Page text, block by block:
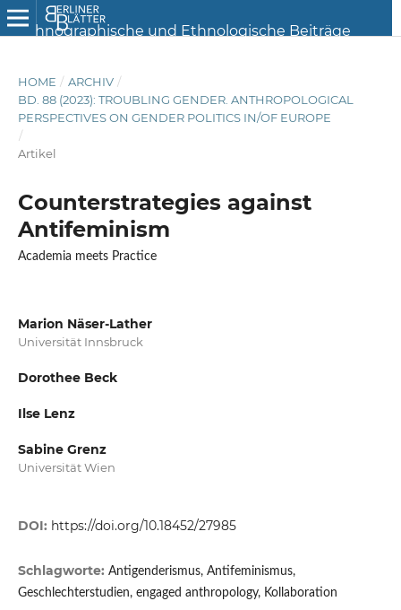
HOME / ARCHIV /
BD. 88 (2023): TROUBLING GENDER. ANTHROPOLOGICAL
PERSPECTIVES ON GENDER POLITICS IN/OF EUROPE
/
Artikel
Counterstrategies against
Antifeminism
Academia meets Practice
Marion Näser-Lather
Universität Innsbruck
Dorothee Beck
Ilse Lenz
Sabine Grenz
Universität Wien
DOI: https://doi.org/10.18452/27985
Schlagworte: Antigenderismus, Antifeminismus,
Geschlechterstudien, engaged anthropology, Kollaboration